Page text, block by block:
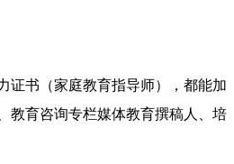
证书（家庭教育指导师），都能加
教育咨询专栏媒体教育撰稿人、培